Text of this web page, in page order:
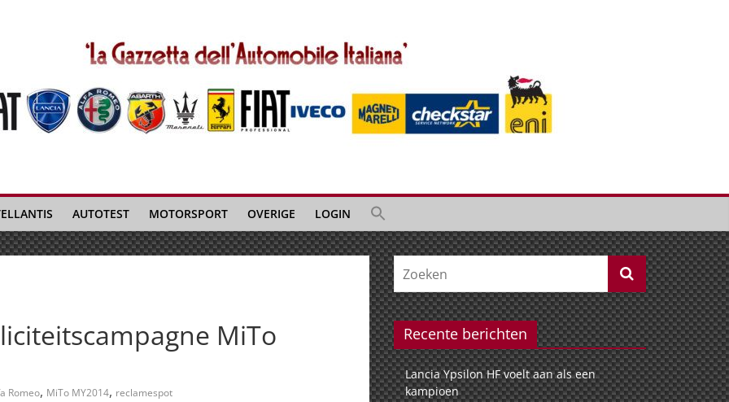
AUTOTEST MOTORSPORT OVERIGE LOGIN
MiTo
Romeo, MiTo MY2014, reclamespot
Recente berichten
Lancia Ypsilon HF voelt aan als een
kampioen